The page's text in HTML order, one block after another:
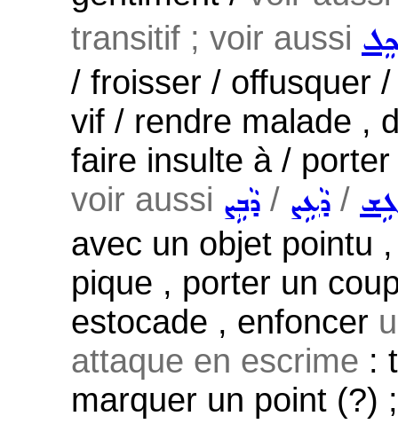
transitif ; voir aussi
/ froisser / offusquer
vif / rendre malade ,
faire insulte à /
voir aussi ܕܵܒܹܨ / ܕܵܥܹܨ /
avec un objet pointu
pique , porter un
estocade , enfoncer
attaque en escrime :
marquer un point (?)